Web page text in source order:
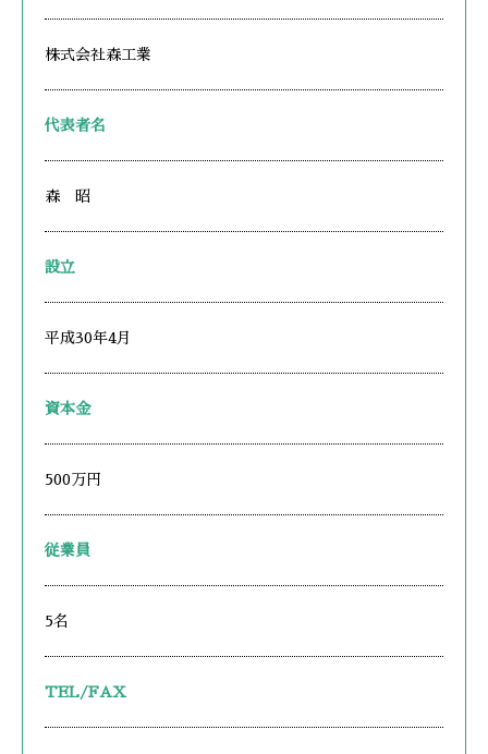
株式会社森工業
代表者名
森 昭
設立
平成30年4月
資本金
500万円
従業員
5名
TEL/FAX